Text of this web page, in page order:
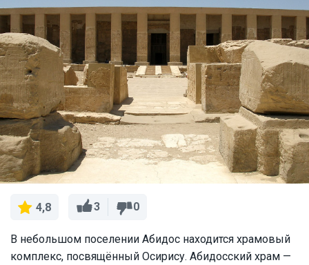
4,8 3 0
В небольшом поселении Абидос находится храмовый
комплекс, посвящённый Осирису. Абидосский храм —